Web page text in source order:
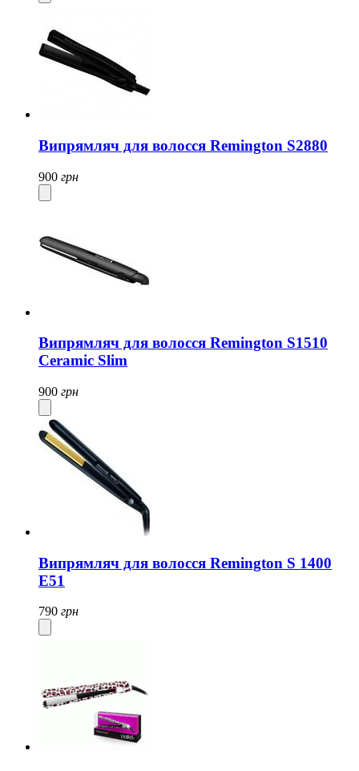
Випрямляч для волосся Remington S2880
900 грн
Випрямляч для волосся Remington S1510
Ceramic Slim
900 грн
Випрямляч для волосся Remington S 1400
E51
790 грн